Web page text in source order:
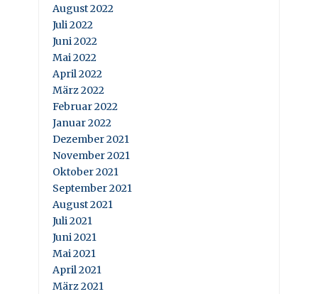
August 2022
Juli 2022
Juni 2022
Mai 2022
April 2022
März 2022
Februar 2022
Januar 2022
Dezember 2021
November 2021
Oktober 2021
September 2021
August 2021
Juli 2021
Juni 2021
Mai 2021
April 2021
März 2021